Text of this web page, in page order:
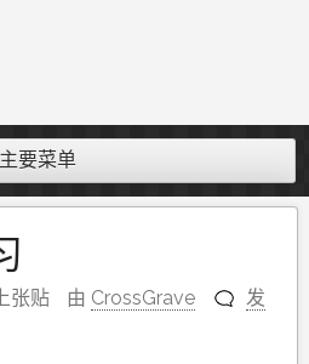
主要菜单
张贴 由 CrossGrave
发